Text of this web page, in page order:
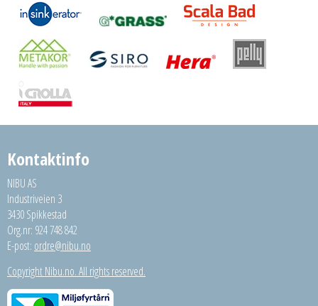
Kontaktinfo
NIBU AS
Industriveien 3
3430 Spikkestad
Org.nr: 924 748 842
E-post: ordre@nibu.no
Copyright Nibu.no. All rights reserved.